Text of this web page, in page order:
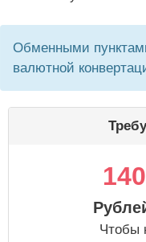
Обменными
валютной
Чтобы